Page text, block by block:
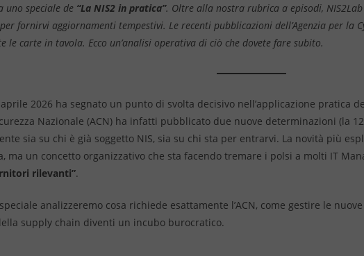
uno speciale de “La NIS2 in pratica”. Oltre alla nostra rubrica a episodi,
fornirvi aggiornamenti tempestivi. Le recenti pubblicazioni dell’Agenzia per la
le carte in tavola. Ecco un’analisi operativa di ciò che dovete fare subito.
2026 ha segnato un punto di svolta decisivo nell’applicazione pratica
Nazionale (ACN) ha infatti pubblicato due nuove determinazioni (la
sia su chi è già soggetto NIS, sia su chi sta per entrarvi. La novità più
ma un concetto organizzativo che sta facendo tremare i polsi a molti IT
rilevanti”.
analizzeremo cosa richiede esattamente l’ACN, come gestire le
supply chain diventi un incubo burocratico.